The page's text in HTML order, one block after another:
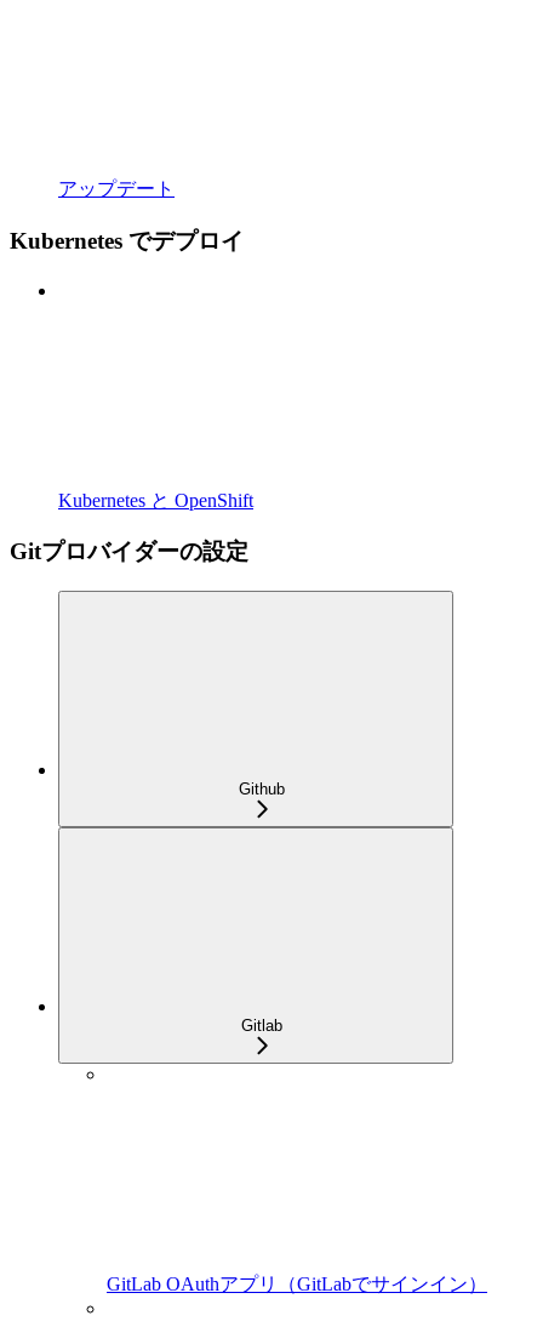
アップデート
Kubernetes でデプロイ
Kubernetes と OpenShift
Gitプロバイダーの設定
Github
Gitlab
GitLab OAuthアプリ（GitLabでサインイン）